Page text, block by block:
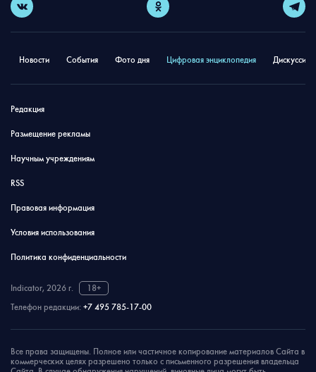
Новости События Фото дня Цифровая энциклопедия
Редакция
Размещение рекламы
Научным учреждениям
RSS
Правовая информация
Условия использования
Политика конфиденциальности
Indicator, 2026 г.
18+
Телефон редакции: +7 495 785-17-00
Все права защищены. Полное или частичное копирование материалов Сайта в
коммерческих целях разрешено только с письменного разрешения владельца